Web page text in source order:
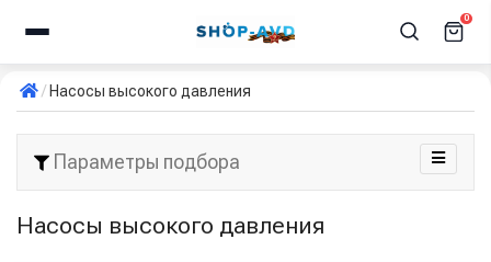
0
Насосы высокого давления
Параметры подбора
Насосы высокого давления